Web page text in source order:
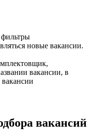
фильтры
новые вакансии.
вакансии, в
вакансий